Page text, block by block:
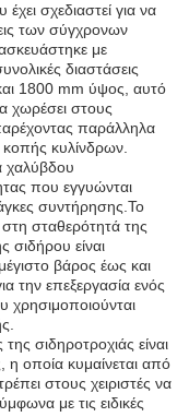
σχεδιαστεί για να
των σύγχρονων
με
διαστάσεις
1800 mm ύψος, αυτό
χωρέσει στους
παράλληλα
κοπής κυλίνδρων.
χαλύβδου
που εγγυώνται
συντήρησης.Το
σταθερότητά της
σιδήρου είναι
βάρος έως και
την επεξεργασία ενός
σιδηροτροχιάς είναι
οποία κυμαίνεται από
στους χειριστές να
με τις ειδικές